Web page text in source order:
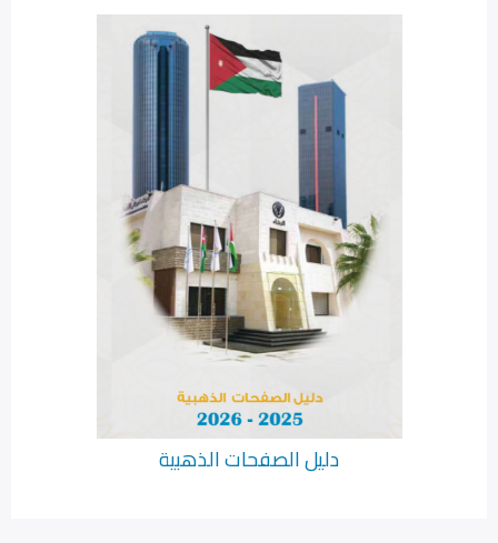
دليل الصفحات الذهبية